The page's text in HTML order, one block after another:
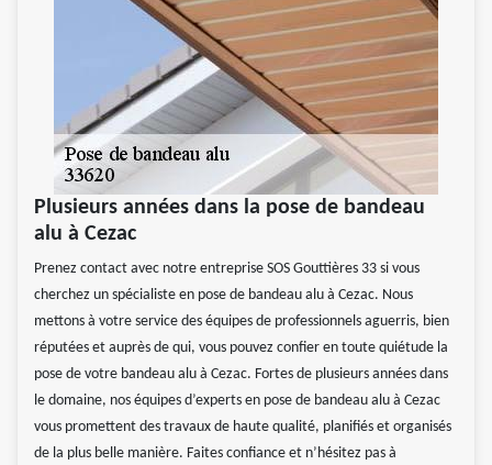
Plusieurs années dans la pose de bandeau
alu à Cezac
Prenez contact avec notre entreprise SOS Gouttières 33 si vous
cherchez un spécialiste en pose de bandeau alu à Cezac. Nous
mettons à votre service des équipes de professionnels aguerris, bien
réputées et auprès de qui, vous pouvez confier en toute quiétude la
pose de votre bandeau alu à Cezac. Fortes de plusieurs années dans
le domaine, nos équipes d’experts en pose de bandeau alu à Cezac
vous promettent des travaux de haute qualité, planifiés et organisés
de la plus belle manière. Faites confiance et n’hésitez pas à